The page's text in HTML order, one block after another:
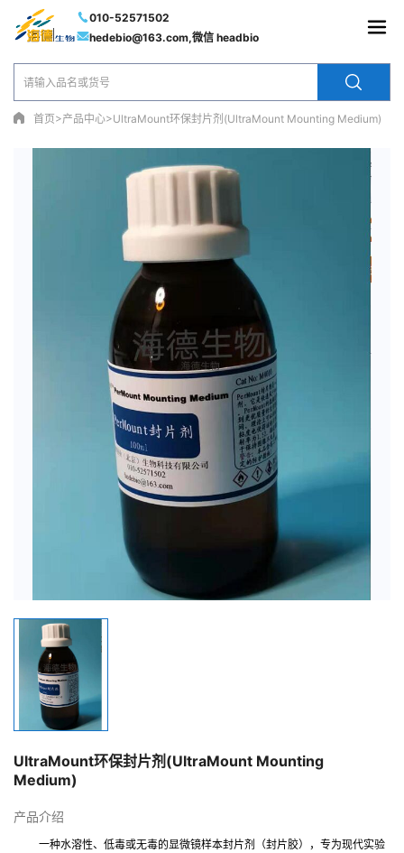
010-52571502
hedebio@163.com,微信 headbio
首页>产品中心>UltraMount环保封片剂(UltraMount Mounting Medium)
UltraMount环保封片剂(UltraMount Mounting
Medium)
产品介绍
一种水溶性、低毒或无毒的显微镜样本封片剂（封片胶），专为现代实验